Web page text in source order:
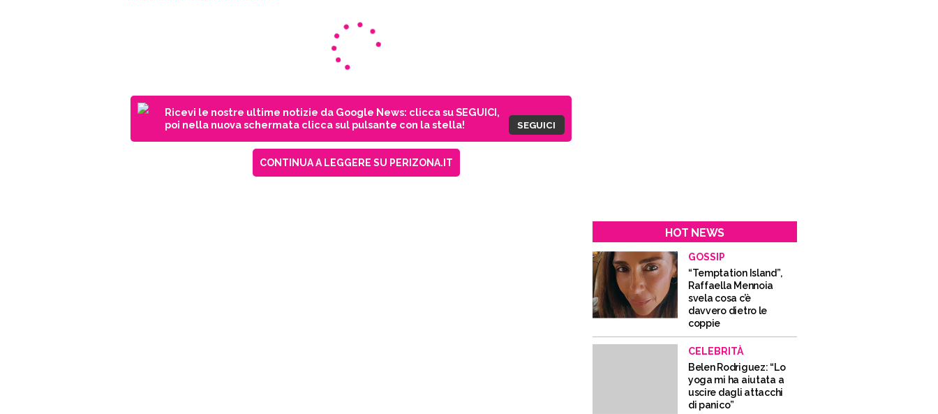
Ricevi le nostre ultime notizie da Google News: clicca su SEGUICI,
poi nella nuova schermata clicca sul pulsante con la stella!
SEGUICI
CONTINUA A LEGGERE SU PERIZONA.IT
HOT NEWS
GOSSIP
“Temptation Island”,
Raffaella Mennoia
svela cosa c’è
davvero dietro le
coppie
CELEBRITÀ
Belen Rodriguez: “Lo
yoga mi ha aiutata a
uscire dagli attacchi
di panico”